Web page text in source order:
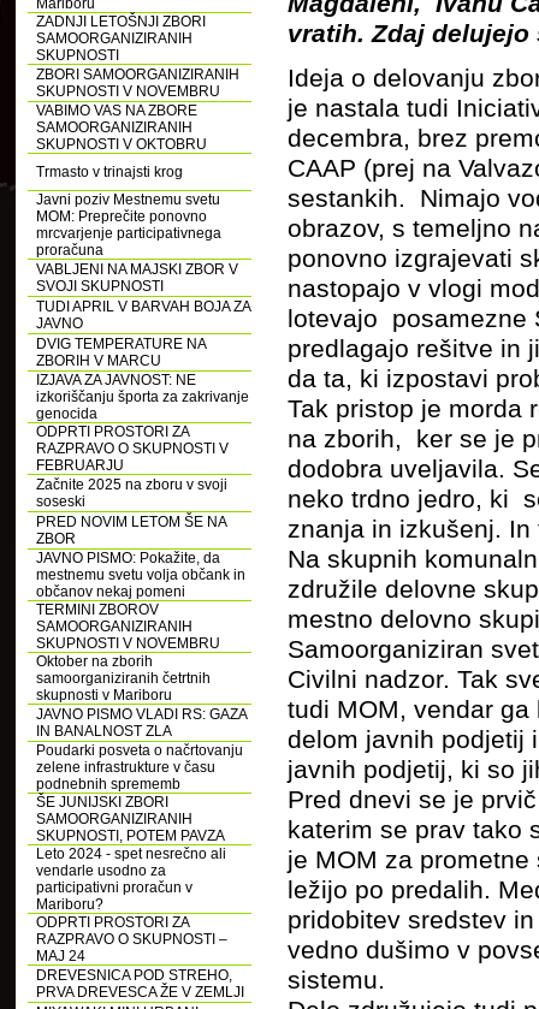
Mariboru
ZADNJI LETOŠNJI ZBORI
SAMOORGANIZIRANIH
SKUPNOSTI
ZBORI SAMOORGANIZIRANIH
SKUPNOSTI V NOVEMBRU
VABIMO VAS NA ZBORE
SAMOORGANIZIRANIH
SKUPNOSTI V OKTOBRU
Trmasto v trinajsti krog
Javni poziv Mestnemu svetu
MOM: Preprečite ponovno
mrcvarjenje participativnega
proračuna
VABLJENI NA MAJSKI ZBOR V
SVOJI SKUPNOSTI
TUDI APRIL V BARVAH BOJA ZA
JAVNO
DVIG TEMPERATURE NA
ZBORIH V MARCU
IZJAVA ZA JAVNOST: NE
izkoriščanju športa za zakrivanje
genocida
ODPRTI PROSTORI ZA
RAZPRAVO O SKUPNOSTI V
FEBRUARJU
Začnite 2025 na zboru v svoji
soseski
PRED NOVIM LETOM ŠE NA
ZBOR
JAVNO PISMO: Pokažite, da
mestnemu svetu volja občank in
občanov nekaj pomeni
TERMINI ZBOROV
SAMOORGANIZIRANIH
SKUPNOSTI V NOVEMBRU
Oktober na zborih
samoorganiziranih četrtnih
skupnosti v Mariboru
JAVNO PISMO VLADI RS: GAZA
IN BANALNOST ZLA
Poudarki posveta o načrtovanju
zelene infrastrukture v času
podnebnih sprememb
ŠE JUNIJSKI ZBORI
SAMOORGANIZIRANIH
SKUPNOSTI, POTEM PAVZA
Leto 2024 - spet nesrečno ali
vendarle usodno za
participativni proračun v
Mariboru?
ODPRTI PROSTORI ZA
RAZPRAVO O SKUPNOSTI –
MAJ 24
DREVESNICA POD STREHO,
PRVA DREVESCA ŽE V ZEMLJI
vratih. Zdaj delujejo
Ideja o delovanju
je nastala tudi
decembra, brez
CAAP (prej na
sestankih. Nimajo
obrazov, s temeljno
ponovno izgrajevati
nastopajo v vlogi
lotevajo posamezne
predlagajo rešitve in
da ta, ki izpostavi
Tak pristop je morda
na zborih, ker se je
dodobra uveljavila.
neko trdno jedro, ki
znanja in izkušenj.
Na skupnih
združile delovne
mestno delovno
Samoorganiziran
Civilni nadzor. Tak
tudi MOM, vendar
delom javnih podjetij
javnih podjetij, ki so
Pred dnevi se je
katerim se prav tako
je MOM za
ležijo po predalih.
pridobitev sredstev
vedno dušimo v
sistemu.